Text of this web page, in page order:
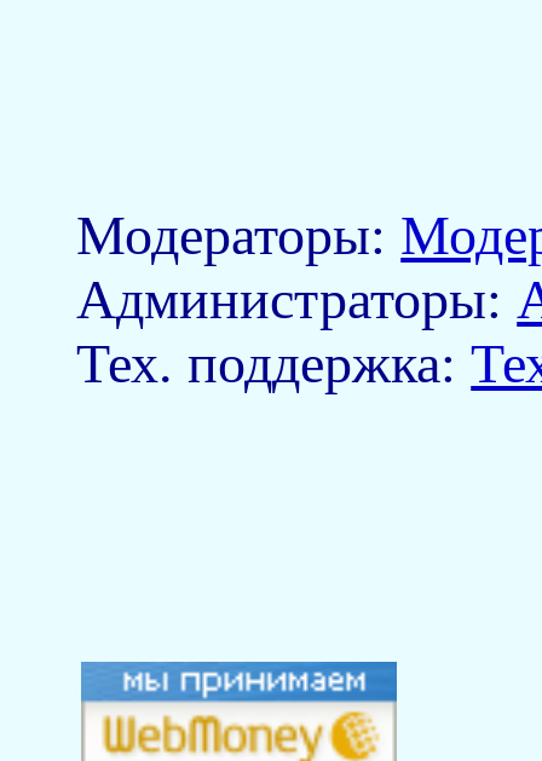
Модераторы:
Aдминистраторы:
Тех. поддержка: